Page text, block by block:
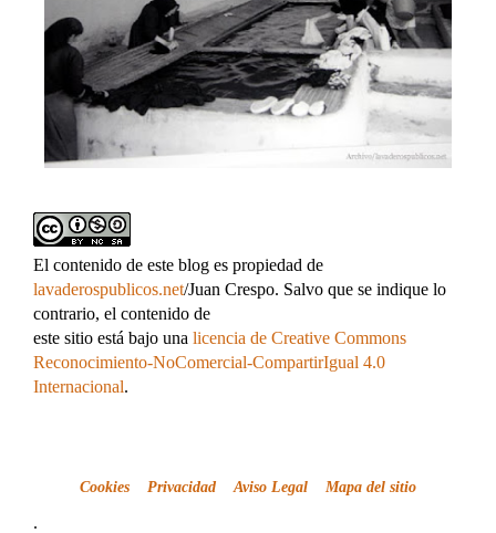
El contenido de este blog es propiedad de
lavaderospublicos.net/Juan Crespo. Salvo que se indique lo
contrario, el contenido de
este sitio está bajo una licencia de Creative Commons
Reconocimiento-NoComercial-CompartirIgual 4.0
Internacional.
Cookies Privacidad Aviso Legal Mapa del sitio
.